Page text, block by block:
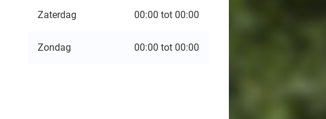
Zaterdag 00:00 tot 00:00
Zondag 00:00 tot 00:00